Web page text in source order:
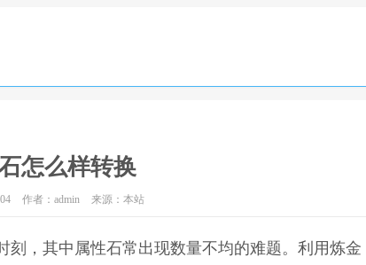
怎么样转换
作者：admin 来源：本站
，其中属性石常出现数量不均的难题。利用炼金